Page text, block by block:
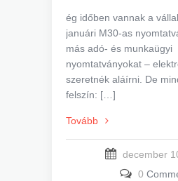
ég időben vannak a
januári M30-as
más adó- és munkaügyi
nyomtatványokat –
szeretnék aláírni. De
felszín: […]
Tovább
december
0